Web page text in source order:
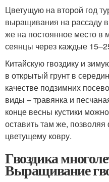
Цветущую на второй год
выращивания на рассаду
же на постоянное место в
сеянцы через каждые
Китайскую гвоздику и
в открытый грунт в
качестве подзимних
виды – травянка и
конце весны кустики
оставить там же,
цветущему ковру.
Гвоздика
Выращивание